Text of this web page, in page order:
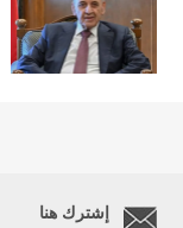
إشترك هنا